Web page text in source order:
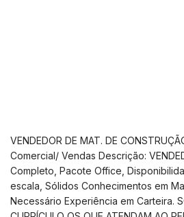
VENDEDOR DE MAT. DE
Comercial/ Vendas Descrição:
Completo, Pacote Office,
escala, Sólidos Conhecimentos em
Necessário Experiência em Carteira.